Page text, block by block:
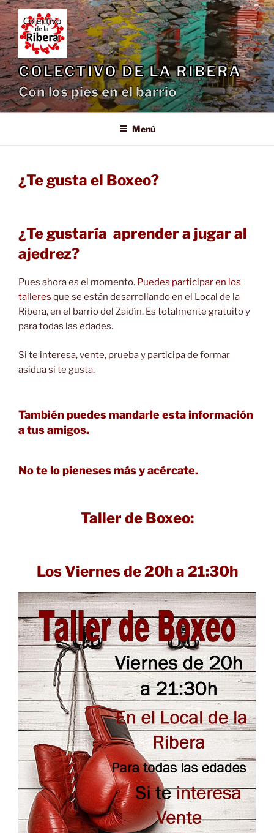
Saltar
al
contenido
COLECTIVO DE LA RIBERA
Con los pies en el barrio
Menú
¿Te gusta el Boxeo?
¿Te gustaría aprender a jugar al
ajedrez?
Pues ahora es el momento. Puedes participar en los
talleres que se están desarrollando en el Local de la
Ribera, en el barrio del Zaidín. Es totalmente gratuito y
para todas las edades.
Si te interesa, vente, prueba y participa de formar
asidua si te gusta.
También puedes mandarle esta información
a tus amigos.
No te lo pieneses más y acércate.
Taller de Boxeo:
Los Viernes de 20h a 21:30h